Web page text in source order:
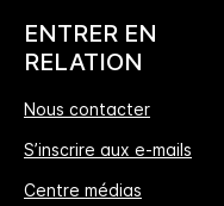
ENTRER EN
RELATION
Nous contacter
S’inscrire aux e-mails
Centre médias
MEILLEUR TARIF GARANTI
Nous vous
et multiplierons les
offerts par 5,
maximum.